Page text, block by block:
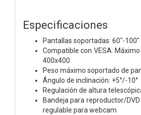
Especificaciones
Pantallas soportadas: 60"-100"
Compatible con VESA:
400x400
Peso máximo soportado de
Ángulo de inclinación: +5°/-10°
Regulación de altura
Bandeja para reproductor/
regulable para webcam